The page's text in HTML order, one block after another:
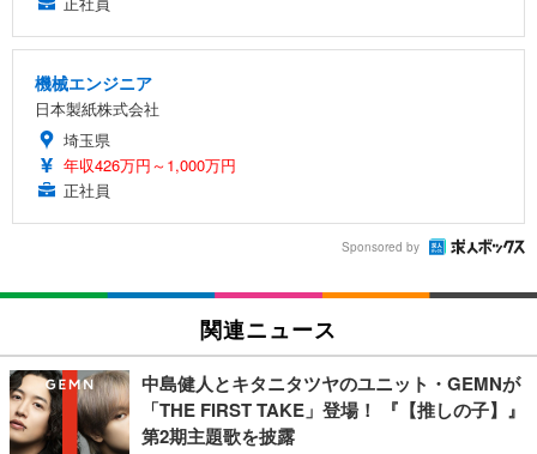
機械エンジニア
日本製紙株式会社
埼玉県
年収426万円～1,000万円
正社員
Sponsored by
関連ニュース
中島健人とキタニタツヤのユニット・GEMNが
「THE FIRST TAKE」登場！ 『【推しの子】』
第2期主題歌を披露